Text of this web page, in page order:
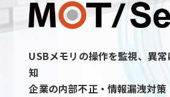
USBメモリの操作を監視、異
知
企業の内部不正・情報漏洩対策
USBデバイスを監視することを周知させ
を牽制し、防止できます。 また、MOT/
MOT/Secureへのお問い